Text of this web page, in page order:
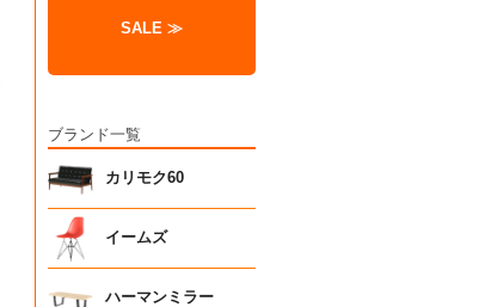
SALE ≫
ブランド一覧
カリモク60
イームズ
ハーマンミラー